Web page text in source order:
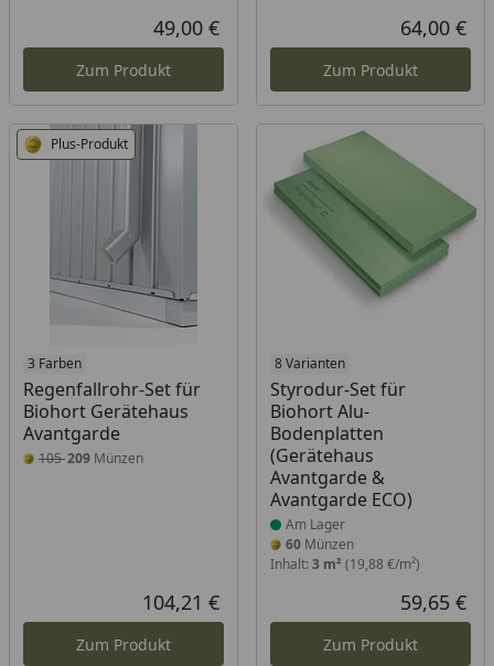
Aktueller Preis
49,00 €
Zum Produkt
64,00 €
Zum Produkt
Plus-Produkt
3 Farben
Regenfallrohr-Set für
Biohort Gerätehaus
Avantgarde
105209 Münzen
Aktueller Preis
104,21 €
Zum Produkt
8 Varianten
Styrodur-Set für
Biohort Alu-
Bodenplatten
(Gerätehaus
Avantgarde &
Avantgarde ECO)
Produkt am Lager
Am Lager
60Münzen
Inhalt: 3 m² (19,88 €/m²)
59,65 €
Zum Produkt